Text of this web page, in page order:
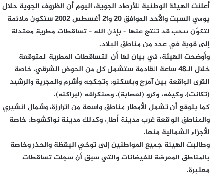
أعلنت الهيئة الوطنية للأرصاد الجوية، اليوم أن الظروف الجوية خلال
يومي السبت والأحد الموافق 20 و21 أغسطس 2002 ستكون ملائمة
لتكوّن سحب قد تنتج عنها – بإذن الله – تساقطات مطرية معتدلة
إلى قوية في عدد من مناطق البلاد.
وأوضحت الهيئة، في بيان لها أن التساقطات المطرية المتوقعة
خلال الـ48 ساعة القادمة ستشمل كل من الحوض الشرقي، خاصة
القرى الواقعة بين آمرج وباسكنو، وتجكجه وأشرم والمجرية والرشيد
(تكانت)، وكيفه، وكرو (لعصابة)، وصنكرافه (لبراكنه).
كما يتوقع أن تشمل الأمطار مناطق واسعة من اترارزة، وشمال انشيري
والمناطق الواقعة غرب مدينة أطار، وكذلك مدينة نواكشوط، خاصة
الأجزاء الشمالية منها.
وطالبت الهيئة جميع المواطنين إلى توخي اليقظة والحذر وخاصة
بالمناطق المعرضة للفيضانات والتي سبق أن سجلت تساقطات
معتبرة.